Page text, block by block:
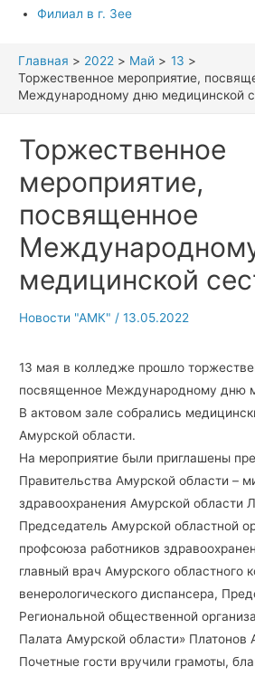
Филиал в г. Зее
Главная 2022 Май
13
Торжественное мероприятие,
Международному дню медицинской
Торжественное
мероприятие,
посвященное
медицинской
Новости "АМК" /13.05.2022
13 мая в колледже прошло
посвященное Международному дню
В актовом зале собрались
Амурской области.
На мероприятие были приглашены
Правительства Амурской области –
здравоохранения Амурской области
Председатель Амурской областной
профсоюза работников
главный врач Амурского областного
венерологического диспансера,
Региональной общественной
Палата Амурской области» Платонов
Почетные гости вручили грамоты,